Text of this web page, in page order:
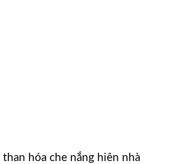
hóa che nắng hiên nhà